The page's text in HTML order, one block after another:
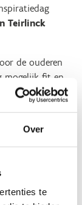
Over
te
Teirlinck
de ouderen
mogelijk fit en
een
plussers
actief ouder
en